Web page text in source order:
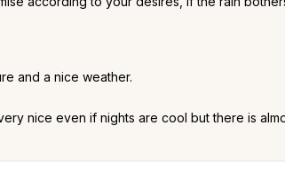
and a nice weather.
nice even if nights are cool but there is